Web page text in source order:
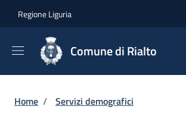
Regione Liguria
Comune di Rialto
Briciole di pane
Home / Servizi demografici